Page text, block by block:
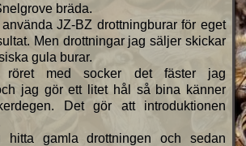
bräda.
använda JZ-BZ drottningburar för eget
Men drottningar jag säljer skickar
gula burar.
med socker det fäster jag
jag gör ett litet hål så bina känner
Det gör att introduktionen
hitta gamla drottningen och sedan